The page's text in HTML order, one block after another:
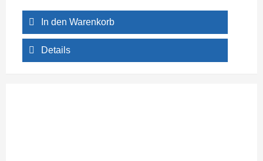
In den Warenkorb
Details